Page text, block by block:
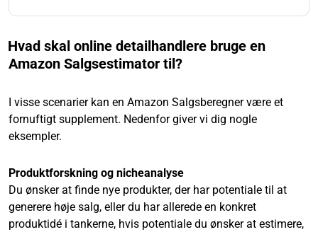
Hvad skal online detailhandlere bruge en
Amazon Salgsestimator til?
I visse scenarier kan en Amazon Salgsberegner være et
fornuftigt supplement. Nedenfor giver vi dig nogle
eksempler.
Produktforskning og nicheanalyse
Du ønsker at finde nye produkter, der har potentiale til at
generere høje salg, eller du har allerede en konkret
produktidé i tankerne, hvis potentiale du ønsker at estimere,